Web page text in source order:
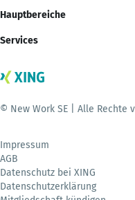
Hauptbereiche
Services
© New Work SE | Alle Rechte
Impressum
AGB
Datenschutz bei XING
Datenschutzerklärung